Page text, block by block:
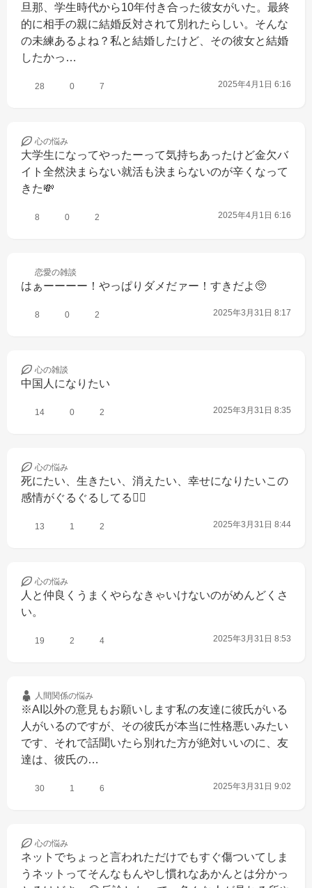
旦那、学生時代から10年付き合った彼女がいた。最終
的に相手の親に結婚反対されて別れたらしい。そんな
の未練あるよね？私と結婚したけど、その彼女と結婚
したかっ…
28 0 7 2025年4月1日 6:16
心の悩み
大学生になってやったーって気持ちあったけど金欠バ
イト全然決まらない就活も決まらないのが辛くなって
きた💸
8 0 2 2025年4月1日 6:16
恋愛の雑談
はぁーーーー！やっぱりダメだァー！すきだよ🥺
8 0 2 2025年3月31日 8:17
心の雑談
中国人になりたい
14 0 2 2025年3月31日 8:35
心の悩み
死にたい、生きたい、消えたい、幸せになりたいこの
感情がぐるぐるしてる😵‍💫
13 1 2 2025年3月31日 8:44
心の悩み
人と仲良くうまくやらなきゃいけないのがめんどくさ
い。
19 2 4 2025年3月31日 8:53
人間関係の悩み
※AI以外の意見もお願いします私の友達に彼氏がいる
人がいるのですが、その彼氏が本当に性格悪いみたい
です、それで話聞いたら別れた方が絶対いいのに、友
達は、彼氏の…
30 1 6 2025年3月31日 9:02
心の悩み
ネットでちょっと言われただけでもすぐ傷ついてしま
うネットってそんなもんやし慣れなあかんとは分かっ